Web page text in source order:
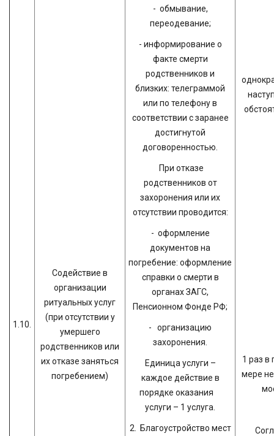
1.10.
Содействие в
организации
ритуальных услуг
(при отсутствии у
умершего
родственников или
их отказе заняться
погребением)
- обмывание,
переодевание;
- информирование о
факте смерти
родственников и
близких: телеграммой
или по телефону в
соответствии с заранее
достигнутой
договоренностью.
При отказе
родственников от
захоронения или их
отсутствии проводится:
- оформление
документов на
погребение: оформление
справки о смерти в
органах ЗАГС,
Пенсионном Фонде РФ;
- организацию
захоронения.
Единица услуги –
каждое действие в
порядке оказания
услуги – 1 услуга.
2. Благоустройство мест
1 раз в
мере